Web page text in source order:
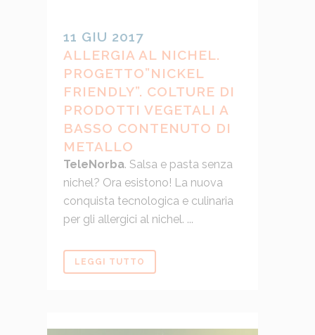
11 GIU 2017
ALLERGIA AL NICHEL.
PROGETTO”NICKEL
FRIENDLY”. COLTURE DI
PRODOTTI VEGETALI A
BASSO CONTENUTO DI
METALLO
TeleNorba. Salsa e pasta senza
nichel? Ora esistono! La nuova
conquista tecnologica e culinaria
per gli allergici al nichel. ...
LEGGI TUTTO